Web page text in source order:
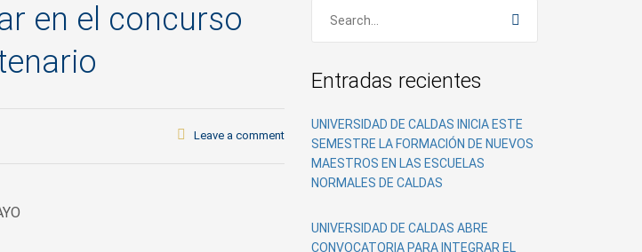
en el concurso
Leave a comment
Entradas recientes
UNIVERSIDAD DE CALDAS INICIA ESTE
SEMESTRE LA FORMACIÓN DE NUEVOS
MAESTROS EN LAS ESCUELAS
NORMALES DE CALDAS
UNIVERSIDAD DE CALDAS ABRE
CONVOCATORIA PARA INTEGRAR EL